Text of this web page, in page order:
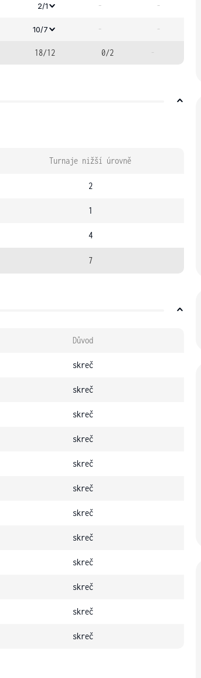
2/1 - -
10/7 - -
18/12 0/2 -
Turnaje nižší úrovně
2
1
4
7
Důvod
skreč
skreč
skreč
skreč
skreč
skreč
skreč
skreč
skreč
skreč
skreč
skreč